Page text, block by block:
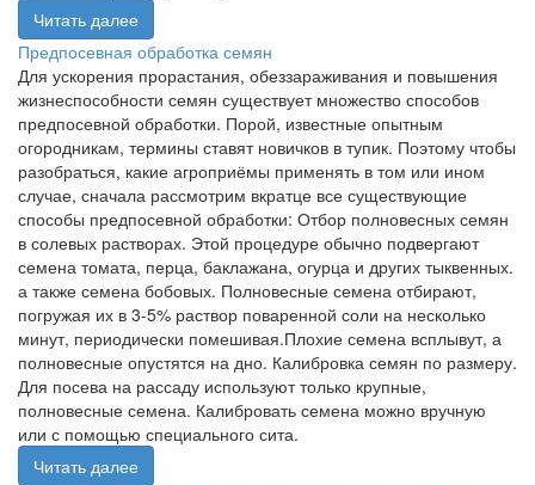
Читать далее
Предпосевная обработка семян
Для ускорения прорастания, обеззараживания и повышения
жизнеспособности семян существует множество способов
предпосевной обработки. Порой, известные опытным
огородникам, термины ставят новичков в тупик. Поэтому чтобы
разобраться, какие агроприёмы применять в том или ином
случае, сначала рассмотрим вкратце все существующие
способы предпосевной обработки: Отбор полновесных семян
в солевых растворах. Этой процедуре обычно подвергают
семена томата, перца, баклажана, огурца и других тыквенных.
а также семена бобовых. Полновесные семена отбирают,
погружая их в 3-5% раствор поваренной соли на несколько
минут, периодически помешивая.Плохие семена всплывут, а
полновесные опустятся на дно. Калибровка семян по размеру.
Для посева на рассаду используют только крупные,
полновесные семена. Калибровать семена можно вручную
или с помощью специального сита.
Читать далее